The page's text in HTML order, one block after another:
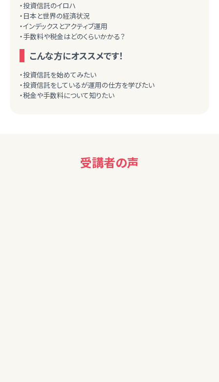
・投資信託のイロハ
・日本と世界の経済状況
・インデックスとアクティブ運用
・手数料や税金はどのくらいかかる？
こんな方にオススメです！
・投資信託を始めてみたい
・投資信託をしているが運用の仕方を学びたい
・税金や手数料について知りたい
受講者の声